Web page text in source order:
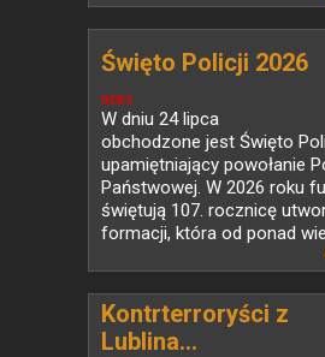
NEWS
Święto Policji 2026
W dniu 24 lipca
obchodzone jest Święto
upamiętniający powołanie
Państwowej. W 2026 roku
świętują 107. rocznicę
formacji, która od ponad
Kontrterroryści z
Lublina...